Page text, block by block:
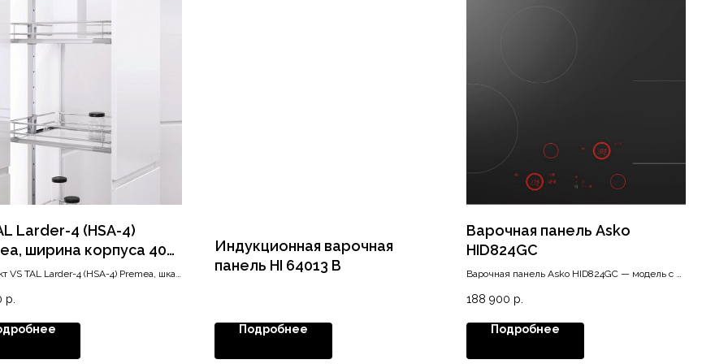
Larder-4 (HSA-4)
ширина корпуса 400
1450-1700, хром
VS TAL Larder-4 (HSA-4) Premea, шкаф
р.
Индукционная варочная
панель HI 64013 B
Подробнее
Варочная панель Asko
HID824GC
Варочная панель Asko HID824GC — модель c 4
Celsius Cooking™.
188 900 р.
Подробнее